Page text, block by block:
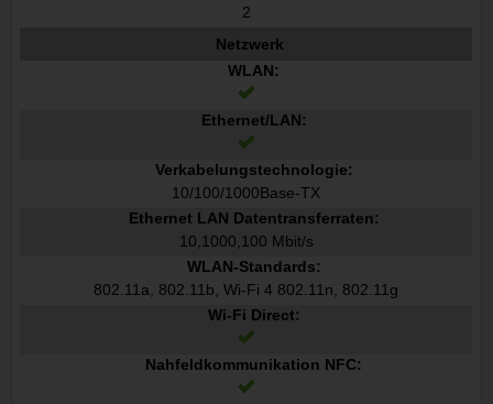
2
Netzwerk
WLAN:
Ethernet/LAN:
Verkabelungstechnologie:
10/100/1000Base-TX
Ethernet LAN Datentransferraten:
10,1000,100 Mbit/s
WLAN-Standards:
802.11a, 802.11b, Wi-Fi 4 802.11n, 802.11g
Wi-Fi Direct:
Nahfeldkommunikation NFC: